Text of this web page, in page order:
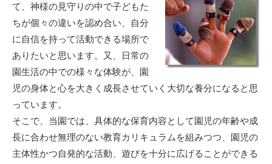
て、神様の見守りの中で子どもた
ちが個々の違いを認め合い、自分
に自信を持って活動できる場所で
ありたいと思います。又、日常の
園生活の中での様々な体験が、園
児の身体と心を大きく成長させていく大切な養分になると思
っています。
そこで、当園では、具体的な保育内容として園児の年齢や成
長に合わせ無理のない教育カリキュラムを組みつつ、園児の
主体性かつ自発的な活動、遊びを十分に広げることができる